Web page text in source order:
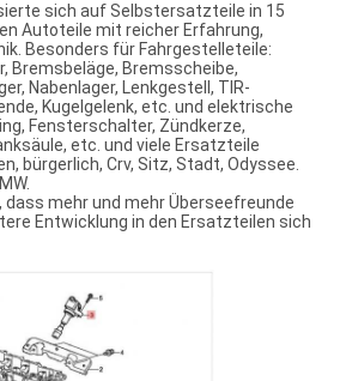
sich auf Selbstersatzteile in 15
Autoteile mit reicher Erfahrung,
Besonders für Fahrgestelleteile:
Bremsbeläge, Bremsscheibe,
Nabenlager, Lenkgestell, TIR-
Kugelgelenk, etc. und elektrische
Fensterschalter, Zündkerze,
etc. und viele Ersatzteile
bürgerlich, Crv, Sitz, Stadt, Odyssee.
mehr und mehr Überseefreunde
Entwicklung in den Ersatzteilen sich